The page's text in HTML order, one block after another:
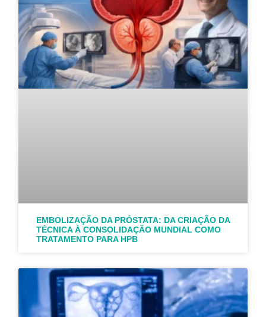
EMBOLIZAÇÃO DA PRÓSTATA: DA CRIAÇÃO DA
TÉCNICA À CONSOLIDAÇÃO MUNDIAL COMO
TRATAMENTO PARA HPB